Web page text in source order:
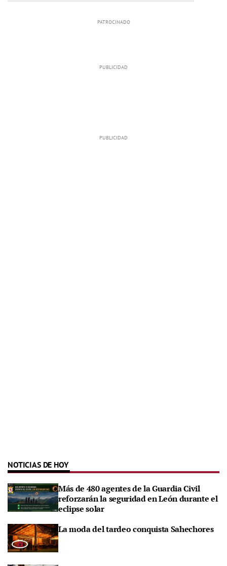
NOTICIAS DE HOY
Más de 480 agentes de la Guardia Civil
reforzarán la seguridad en León durante el
eclipse solar
La moda del tardeo conquista Sahechores